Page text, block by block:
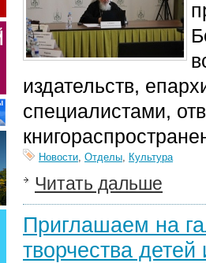
издательств,
специалистами,
Новости, Отделы, Культура
Читать дальше
Приглашаем на
творчества